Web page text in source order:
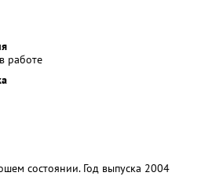
работе
состоянии. Год выпуска 2004